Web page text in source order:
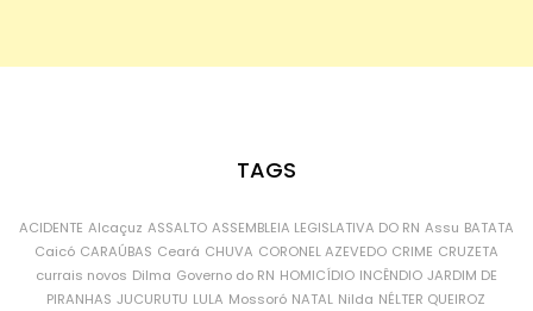
TAGS
ACIDENTE Alcaçuz ASSALTO ASSEMBLEIA LEGISLATIVA DO RN Assu BATATA
Caicó CARAÚBAS Ceará CHUVA CORONEL AZEVEDO CRIME CRUZETA
currais novos Dilma Governo do RN HOMICÍDIO INCÊNDIO JARDIM DE
PIRANHAS JUCURUTU LULA Mossoró NATAL Nilda NÉLTER QUEIROZ